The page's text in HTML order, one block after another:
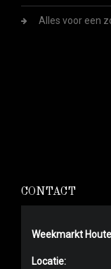
Alles voor een
CONTACT
Weekmarkt
Locatie: